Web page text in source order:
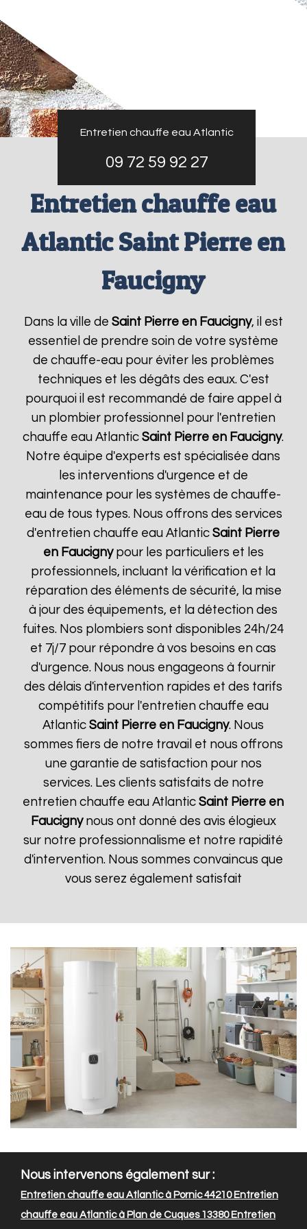
Entretien chauffe eau Atlantic
09 72 59 92 27
Entretien chauffe eau
Atlantic Saint Pierre en
Faucigny
Dans la ville de Saint Pierre en Faucigny, il est
essentiel de prendre soin de votre système
de chauffe-eau pour éviter les problèmes
techniques et les dégâts des eaux. C'est
pourquoi il est recommandé de faire appel à
un plombier professionnel pour l'entretien
chauffe eau AtlanticSaint Pierre en Faucigny.
Notre équipe d'experts est spécialisée dans
les interventions d'urgence et de
maintenance pour les systèmes de chauffe-
eau de tous types. Nous offrons des services
d'entretien chauffe eau AtlanticSaint Pierre
en Faucignypour les particuliers et les
professionnels, incluant la vérification et la
réparation des éléments de sécurité, la mise
à jour des équipements, et la détection des
fuites. Nos plombiers sont disponibles 24h/24
et 7j/7 pour répondre à vos besoins en cas
d'urgence. Nous nous engageons à fournir
des délais d'intervention rapides et des tarifs
compétitifs pour l'entretien chauffe eau
AtlanticSaint Pierre en Faucigny. Nous
sommes fiers de notre travail et nous offrons
une garantie de satisfaction pour nos
services. Les clients satisfaits de notre
entretien chauffe eau AtlanticSaint Pierre en
Faucignynous ont donné des avis élogieux
sur notre professionnalisme et notre rapidité
d'intervention. Nous sommes convaincus que
vous serez également satisfait
Nous intervenons également sur :
Entretien chauffe eau Atlantic à Pornic 44210Entretien
chauffe eau Atlantic à Plan de Cuques 13380Entretien